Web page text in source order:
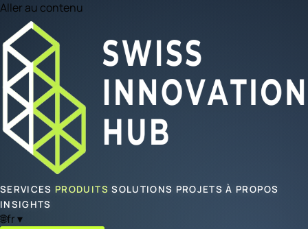
Aller au contenu
SERVICES PRODUITSSOLUTIONS PROJETSÀ PROPOS
INSIGHTS
🌐fr▾